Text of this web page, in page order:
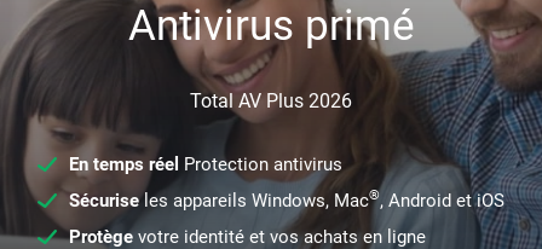
Antivirus primé
Total AV Plus 2026
En temps réel Protection antivirus
Sécuriseles appareils Windows, Mac®, Android et iOS
Protège votre identité et vos achats en ligne